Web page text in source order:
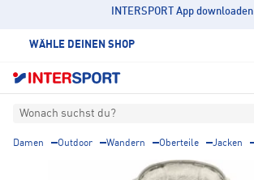
INTERSPORT App downloaden
WÄHLE DEINEN SHOP
Wonach suchst du?
Damen Outdoor Wandern Oberteile Jacken